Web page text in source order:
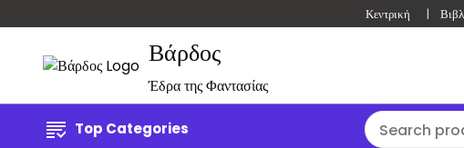
Κεντρική
Βάρδος
Έδρα της Φαντασίας
Top Categories